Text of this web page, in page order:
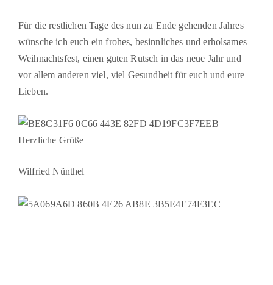
Für die restlichen Tage des nun zu Ende gehenden Jahres
wünsche ich euch ein frohes, besinnliches und erholsames
Weihnachtsfest, einen guten Rutsch in das neue Jahr und
vor allem anderen viel, viel Gesundheit für euch und eure
Lieben.
Herzliche Grüße
Wilfried Nünthel